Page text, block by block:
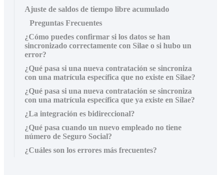
Ajuste de saldos de tiempo libre acumulado
Preguntas Frecuentes
¿Cómo puedes confirmar si los datos se han
sincronizado correctamente con Silae o si hubo un
error?
¿Qué pasa si una nueva contratación se sincroniza
con una matrícula específica que no existe en Silae?
¿Qué pasa si una nueva contratación se sincroniza
con una matrícula específica que ya existe en Silae?
¿La integración es bidireccional?
¿Qué pasa cuando un nuevo empleado no tiene
número de Seguro Social?
¿Cuáles son los errores más frecuentes?